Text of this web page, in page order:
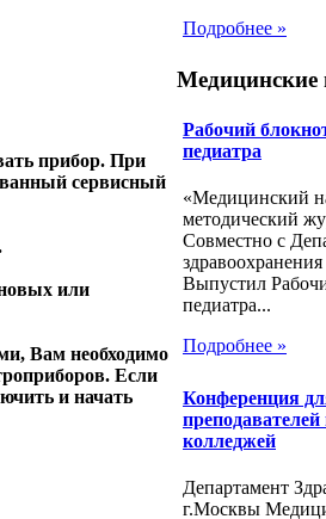
прибор. При
сервисный
или
Вам необходимо
Если
и начать
Подробнее »
Медицинские
Рабочий
педиатра
«Медицинский
методический
Совместно с
Выпустил
педиатра...
Подробнее »
Конференция
колледжей
Департамент
г.Москвы